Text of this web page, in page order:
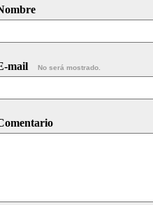
mail No será mostrado.